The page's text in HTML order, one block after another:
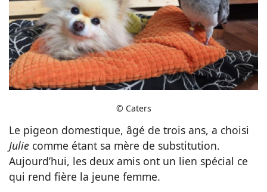
© Caters
Le pigeon domestique, âgé de trois ans, a choisi
Julie comme étant sa mère de substitution.
Aujourd’hui, les deux amis ont un lien spécial ce
qui rend fière la jeune femme.